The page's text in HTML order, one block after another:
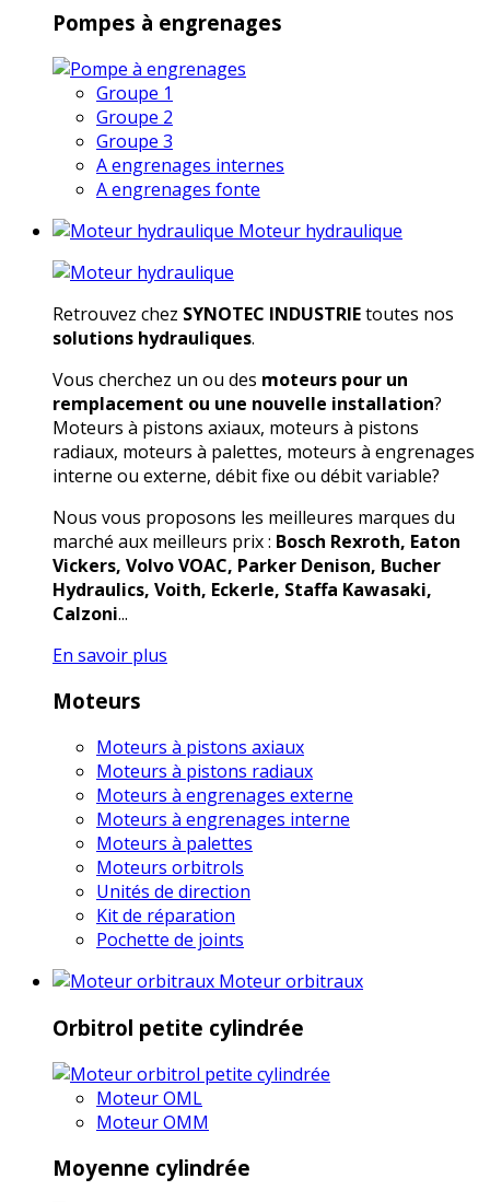
Pompes à engrenages
Groupe 1
Groupe 2
Groupe 3
A engrenages internes
A engrenages fonte
Moteur hydraulique
Retrouvez chez SYNOTEC INDUSTRIEtoutes nos
solutions hydrauliques.
Vous cherchez un ou des moteurs pour un
remplacement ou une nouvelle installation?
Moteurs à pistons axiaux, moteurs à pistons
radiaux, moteurs à palettes, moteurs à engrenages
interne ou externe, débit fixe ou débit variable?
Nous vous proposons les meilleures marques du
marché aux meilleurs prix : Bosch Rexroth, Eaton
Vickers, Volvo VOAC, Parker Denison, Bucher
Hydraulics, Voith, Eckerle, Staffa Kawasaki,
Calzoni...
En savoir plus
Moteurs
Moteurs à pistons axiaux
Moteurs à pistons radiaux
Moteurs à engrenages externe
Moteurs à engrenages interne
Moteurs à palettes
Moteurs orbitrols
Unités de direction
Kit de réparation
Pochette de joints
Moteur orbitraux
Orbitrol petite cylindrée
Moteur OML
Moteur OMM
Moyenne cylindrée